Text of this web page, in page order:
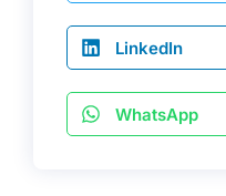
LinkedIn
WhatsApp